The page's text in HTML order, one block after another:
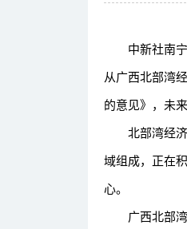
中新社南宁
从广西北部湾
的意见》，未
北部湾经济
域组成，正在
心。
广西北部湾